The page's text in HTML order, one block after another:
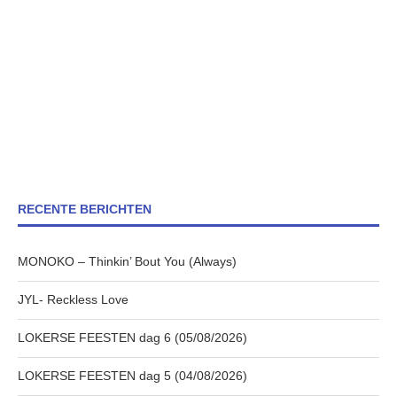
RECENTE BERICHTEN
MONOKO – Thinkin’ Bout You (Always)
JYL- Reckless Love
LOKERSE FEESTEN dag 6 (05/08/2026)
LOKERSE FEESTEN dag 5 (04/08/2026)